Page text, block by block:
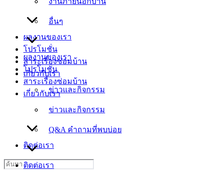
อื่นๆ
ผลงานของเรา
โปรโมชั่น
สาระเรื่องซ่อมบ้าน
เกี่ยวกับเรา
ข่าวและกิจกรรม
Q&A คำถามที่พบบ่อย
ติดต่อเรา
ผลงานของเรา
โปรโมชั่น
สาระเรื่องซ่อมบ้าน
เกี่ยวกับเรา
ข่าวและกิจกรรม
Q&A คำถามที่พบบ่อย
ติดต่อเรา
Search
for: